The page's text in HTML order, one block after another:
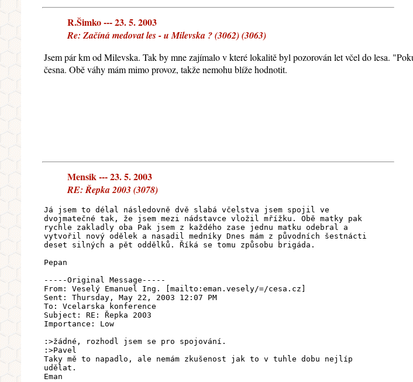
R.Šimko --- 23. 5. 2003
Re: Začíná medovat les - u Milevska ? (3062) (3063)
Jsem pár km od Milevska. Tak by mne zajímalo v které lokalitě byl pozorován let včel do lesa.
česna. Obě váhy mám mimo provoz, takže nemohu blíže hodnotit.
Mensik --- 23. 5. 2003
RE: Řepka 2003 (3078)
Já jsem to délal následovně dvě slabá včelstva jsem spojil ve
dvojmatečné tak, že jsem mezi nádstavce vložil mřížku. Obě matky pak
rychle zakladly oba Pak jsem z každého zase jednu matku odebral a
vytvořil nový odělek a nasadil medníky Dnes mám z původních šestnácti
deset silných a pět oddělků. Říká se tomu způsobu brigáda.
Pepan
-----Original Message-----
From: Veselý Emanuel Ing. [mailto:eman.vesely/=/cesa.cz]
Sent: Thursday, May 22, 2003 12:07 PM
To: Vcelarska konference
Subject: RE: Řepka 2003
Importance: Low
:>žádné, rozhodl jsem se pro spojování.
:>Pavel
Taky mě to napadlo, ale nemám zkušenost jak to v tuhle dobu nejlíp
udělat.
Eman